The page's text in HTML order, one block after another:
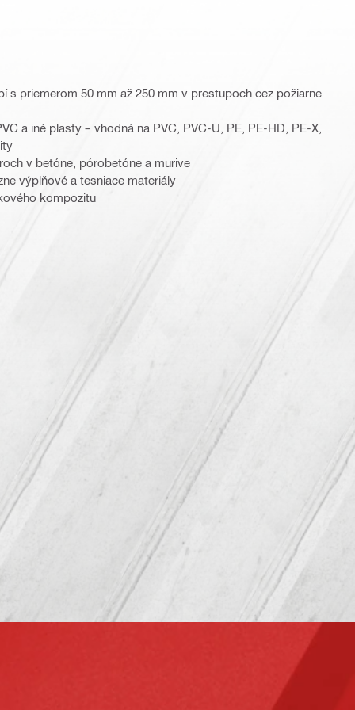
s priemerom 50 mm až 250 mm v prestupoch cez požiarne
a iné plasty – vhodná na PVC, PVC-U, PE, PE-HD, PE-X,
v betóne, pórobetóne a murive
výplňové a tesniace materiály
kompozitu